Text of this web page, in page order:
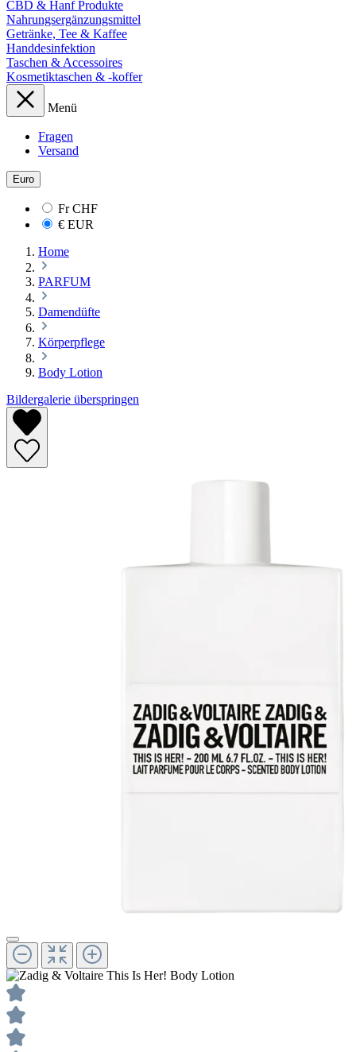
CBD & Hanf Produkte
Nahrungsergänzungsmittel
Getränke, Tee & Kaffee
Handdesinfektion
Taschen & Accessoires
Kosmetiktaschen & -koffer
Menü
Fragen
Versand
Euro
FrCHF
€ EUR
Home
PARFUM
Damendüfte
Körperpflege
Body Lotion
Bildergalerie überspringen